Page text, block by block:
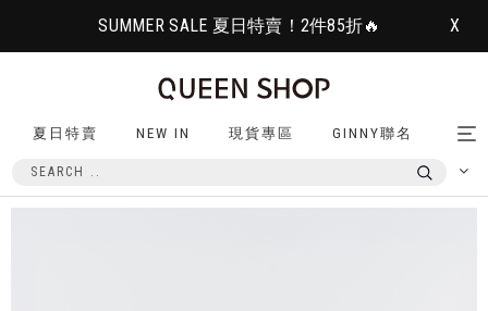
SUMMER SALE 夏日特賣！2件85折🔥 X
夏日特賣 NEW IN 現貨專區 GINNY聯名